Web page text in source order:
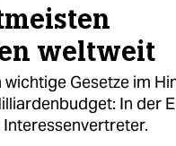
weltweit
wichtige Gesetze im
In der